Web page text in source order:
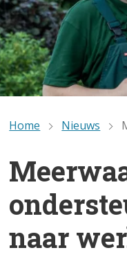
Home Nieuws
naar